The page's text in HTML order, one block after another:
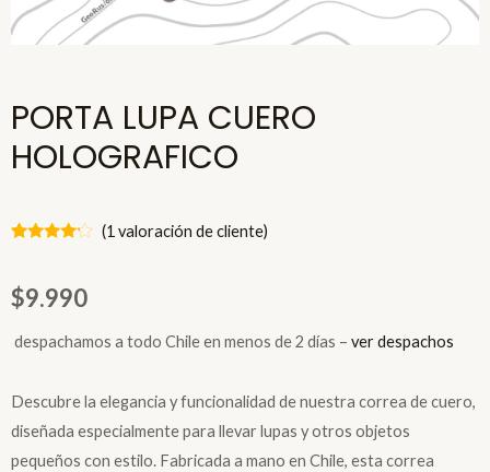
PORTA LUPA CUERO
HOLOGRAFICO
sobre 5
basado
de cliente
(1 valoración de cliente)
$9.990
a todo Chile en menos de 2 días – ver despachos
Descubre la elegancia y funcionalidad de nuestra correa de cuero,
diseñada especialmente para llevar lupas y otros objetos
pequeños con estilo. Fabricada a mano en Chile, esta correa